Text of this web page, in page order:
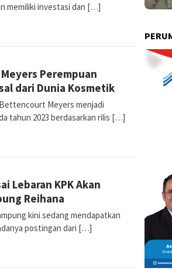
memiliki investasi dan […]
Perempuan
dari Dunia Kosmetik
Meyers menjadi
tahun 2023 berdasarkan rilis […]
Lebaran KPK Akan
Reihana
kini sedang mendapatkan
postingan dari […]